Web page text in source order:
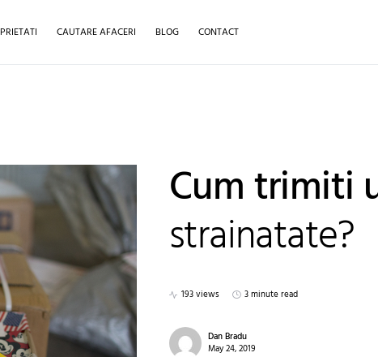
CAUTARE AFACERI BLOG CONTACT
Cum trimiti
strainatate?
193 views 3 minute read
Dan Bradu
May 24, 2019